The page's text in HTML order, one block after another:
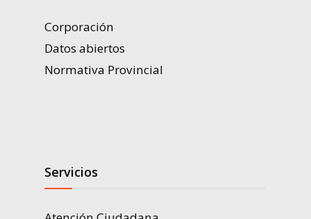
Corporación
Datos abiertos
Normativa Provincial
Servicios